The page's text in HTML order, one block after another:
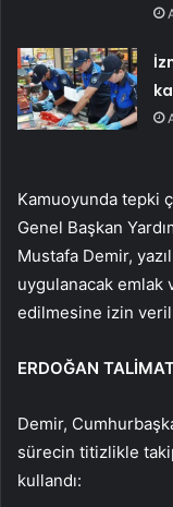
Kamuoyunda tepki
Genel Başkan
Mustafa Demir,
uygulanacak emlak
edilmesine izin
ERDOĞAN
Demir,
sürecin titizlikle
kullandı: